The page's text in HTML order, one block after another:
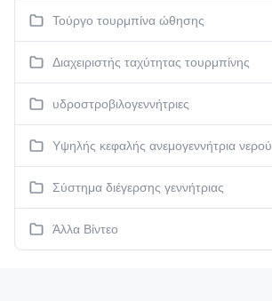
Τούργο τουρμπίνα ώθησης
Διαχειριστής ταχύτητας τουρμπίνης
υδροστροβιλογεννήτριες
Υψηλής κεφαλής ανεμογεννήτρια νερού
Σύστημα διέγερσης γεννήτριας
Άλλα Βίντεο